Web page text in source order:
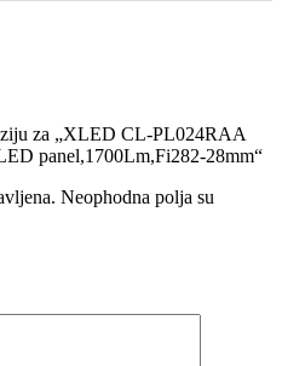
za „XLED CL-PL024RAA
panel,1700Lm,Fi282-28mm“
Neophodna polja su